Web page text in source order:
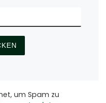
um Spam zu